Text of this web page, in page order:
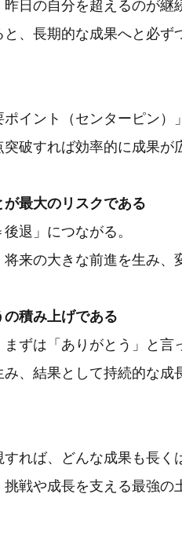
日の自分を超えるのが継
、長期的な成果へと必ず
イント（センターピン）
破すれば効率的に成果が
が最大のリスクである
退」につながる。
来の大きな前進を生み、
の積み上げである
ずは「ありがとう」と言
、結果として持続的な成
れば、どんな成果も長く
戦や成長を支える最強の